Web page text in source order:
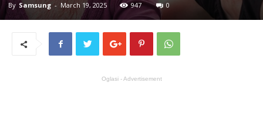
By Samsung - March 19, 2025 947 0
Oglasi - Advertisement